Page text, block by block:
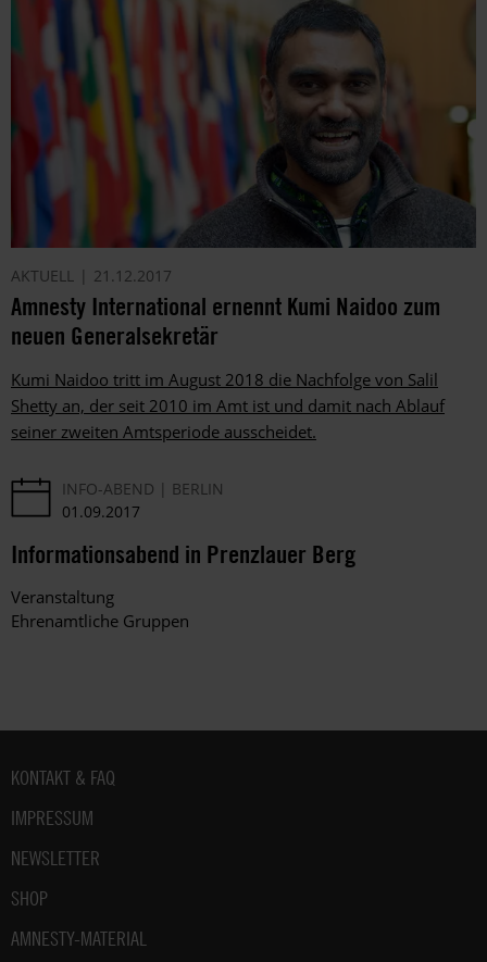
AKTUELL 21.12.2017
Amnesty International ernennt Kumi Naidoo zum
neuen Generalsekretär
Kumi Naidoo tritt im August 2018 die Nachfolge von Salil
Shetty an, der seit 2010 im Amt ist und damit nach Ablauf
seiner zweiten Amtsperiode ausscheidet.
INFO-ABEND
BERLIN
01.09.2017
Informationsabend in Prenzlauer Berg
Veranstaltung
Ehrenamtliche Gruppen
Fußbereich
KONTAKT & FAQ
IMPRESSUM
NEWSLETTER
SHOP
AMNESTY-MATERIAL